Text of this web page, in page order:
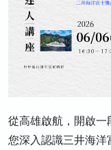
從高雄啟航，開啟
您深入認識三井海